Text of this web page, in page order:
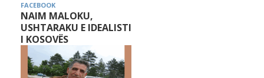
FACEBOOK
NAIM MALOKU,
USHTARAKU E IDEALISTI
I KOSOVËS